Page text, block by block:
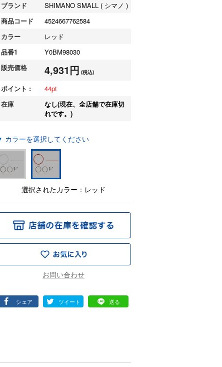
ブランド
SHIMANO SMALL ( シマノ )
商品コード
4524667762584
カラー
レッド
品番1
Y0BM98030
販売価格
4,931円 (税込)
ポイント :
44
在庫
なし(現在、全店舗で在庫切
れです。)
カラーを選択してください
選択されたカラー：レッド
シェア ツイート 送る